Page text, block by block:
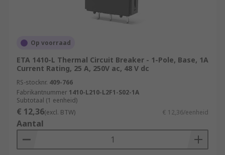
Op voorraad
ETA 1410-L Thermal Circuit Breaker - 1-Pole, Base, 1A
Current Rating, 25 A, 250V ac, 48 V dc
RS-stocknr. 409-766
Fabrikantnummer 1410-L210-L2F1-S02-1A
Subtotaal (1 eenheid)
€ 12,36(excl. BTW) € 12,36/eenheid
Aantal